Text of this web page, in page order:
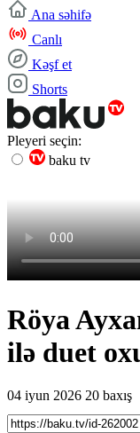
Ana səhifə
Canlı
Kəşf et
Shorts
Pleyeri seçin:
baku tv
Röya
ilə duet
04 iyun 2026 20 baxış